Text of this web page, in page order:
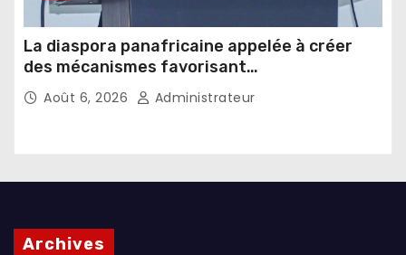
La diaspora panafricaine appelée à créer
des mécanismes favorisant
l’investissement dans les pays d’origine
Août 6, 2026 Administrateur
Archives